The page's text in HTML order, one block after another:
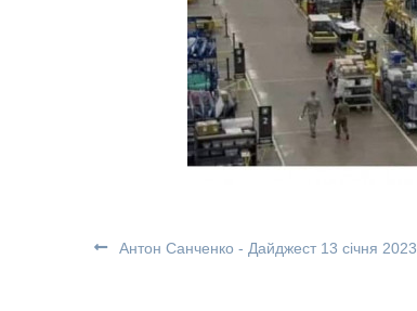
Антон Санченко - Дайджест 13 січня 2023